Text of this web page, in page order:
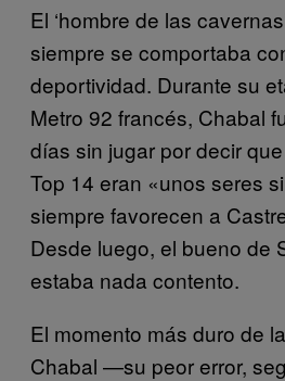
El ‘hombre de las
siempre se comportaba
deportividad. Durante su
Metro 92 francés, Chabal
días sin jugar por decir
Top 14 eran «unos seres
siempre favorecen a
Desde luego, el bueno de
estaba nada contento.
El momento más duro de
Chabal —su peor error,